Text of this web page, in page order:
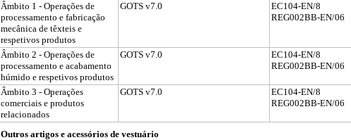
Âmbito 1 - Operações de
processamento e fabricação
mecânica de têxteis e
respetivos produtos
GOTS v7.0
EC104-EN/8
REG002BB-EN/06
Âmbito 2 - Operações de
processamento e acabamento
húmido e respetivos produtos
GOTS v7.0
EC104-EN/8
REG002BB-EN/06
Âmbito 3 - Operações
comerciais e produtos
relacionados
GOTS v7.0
EC104-EN/8
REG002BB-EN/06
Outros artigos e acessórios de vestuário